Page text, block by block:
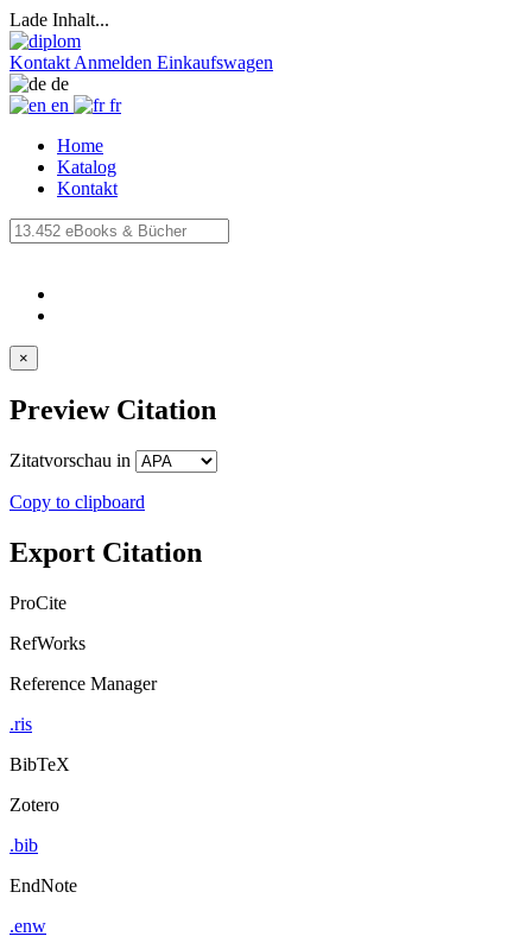
Lade Inhalt...
Kontakt Anmelden Einkaufswagen
de
en
fr
Home
Katalog
Kontakt
×
Preview Citation
Zitatvorschau in
Copy to clipboard
Export Citation
ProCite
RefWorks
Reference Manager
.ris
BibTeX
Zotero
.bib
EndNote
.enw